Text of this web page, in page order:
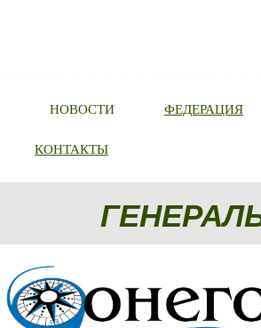
НОВОСТИ ФЕДЕРАЦИЯ
КОНТАКТЫ